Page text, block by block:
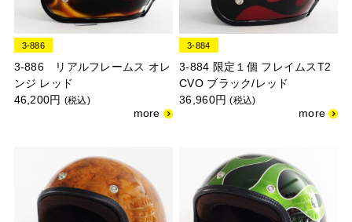
3-886
3-886 リアルフレームス オレ
ンジ レッド
46,200円 (税込)
3-884
3-884 限定１個 フレイムスT2
CVO ブラック/レッド
36,960円(税込)